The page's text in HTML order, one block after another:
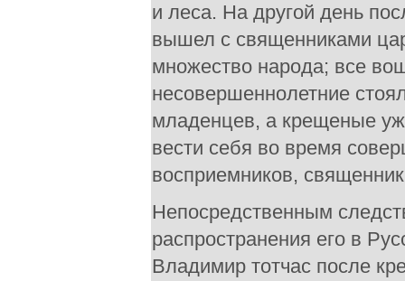
и леса. На другой день
вышел с священниками
множество народа; все
несовершеннолетние
младенцев, а крещеные
вести себя во время
восприемников,
Непосредственным
распространения его в
Владимир тотчас после